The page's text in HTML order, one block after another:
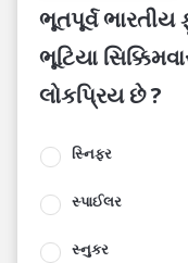
ભૂતપૂર્વ
ભૂટિયા
લોકપ્રિય છે ?
સ્નિફર
સ્પાઈલર
સ્નુકર